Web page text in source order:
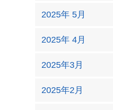
2025年 5月
2025年 4月
2025年3月
2025年2月